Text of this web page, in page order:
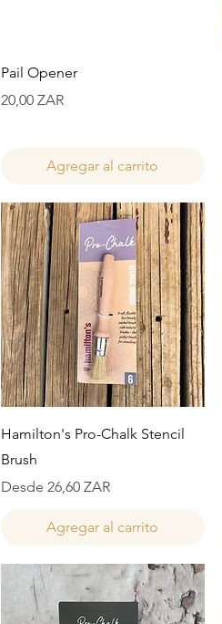
Vista rápida
Pail Opener
Precio
20,00 ZAR
Agregar al carrito
Vista rápida
Hamilton's Pro-Chalk Stencil
Brush
Desde 26,60 ZAR
Precio de oferta
Agregar al carrito